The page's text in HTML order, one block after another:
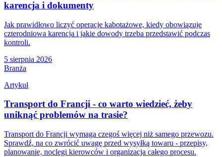
karencja i dokumenty
Jak prawidłowo liczyć operacje kabotażowe, kiedy obowiązuje
czterodniowa karencja i jakie dowody trzeba przedstawić podczas
kontroli.
5 sierpnia 2026
Branża
Artykuł
Transport do Francji - co warto wiedzieć, żeby
uniknąć problemów na trasie?
Transport do Francji wymaga czegoś więcej niż samego przewozu.
Sprawdź, na co zwrócić uwagę przed wysyłką towaru - przepisy,
planowanie, noclegi kierowców i organizacja całego procesu.